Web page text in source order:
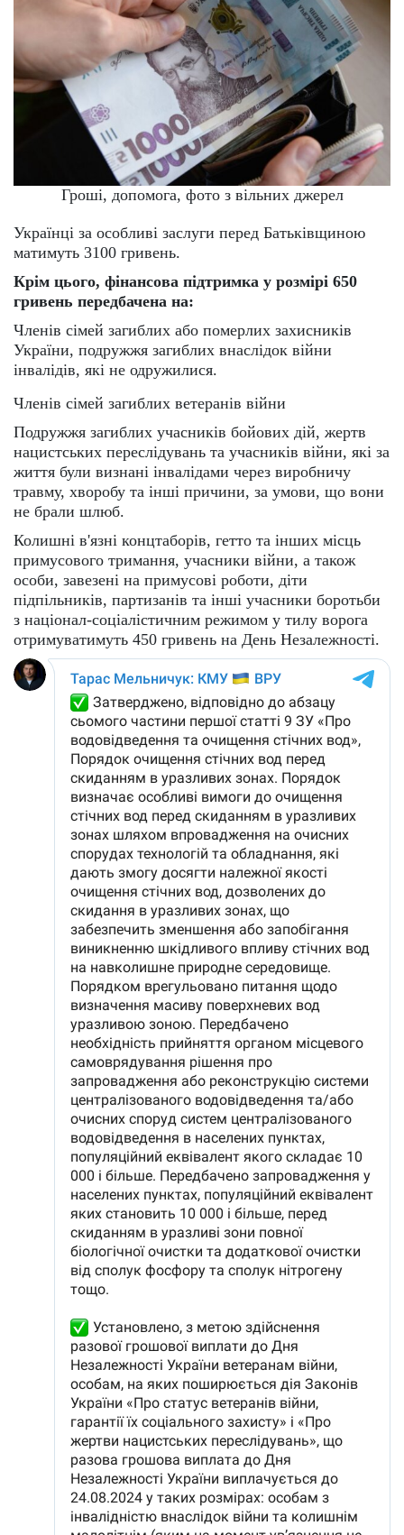
Гроші, допомога, фото з вільних джерел
Українці за особливі заслуги перед Батьківщиною
матимуть 3100 гривень.
Крім цього, фінансова підтримка у розмірі 650
гривень передбачена на:
Членів сімей загиблих або померлих захисників
України, подружжя загиблих внаслідок війни
інвалідів, які не одружилися.
Членів сімей загиблих ветеранів війни
Подружжя загиблих учасників бойових дій, жертв
нацистських переслідувань та учасників війни, які за
життя були визнані інвалідами через виробничу
травму, хворобу та інші причини, за умови, що вони
не брали шлюб.
Колишні в'язні концтаборів, гетто та інших місць
примусового тримання, учасники війни, а також
особи, завезені на примусові роботи, діти
підпільників, партизанів та інші учасники боротьби
з націонал-соціалістичним режимом у тилу ворога
отримуватимуть 450 гривень на День Незалежності.